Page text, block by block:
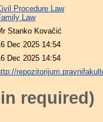
Procedure Law
Law
Stanko Kovačić
Dec 2025 14:54
Dec 2025 14:54
required)